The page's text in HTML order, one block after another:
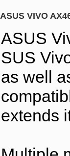
ASUS VIVO
ASUS
SUS
as well
extends